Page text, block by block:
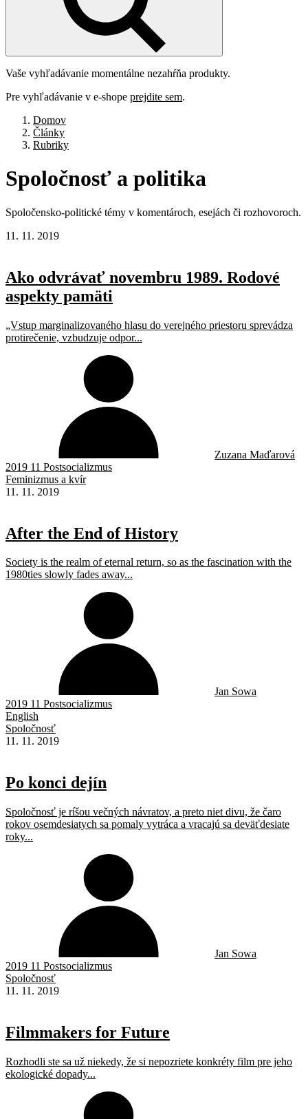
Vaše vyhľadávanie momentálne nezahŕňa produkty.
Pre vyhľadávanie v e-shope prejdite sem.
Domov
Články
Rubriky
Spoločnosť a politika
Spoločensko-politické témy v komentároch, esejách či rozhovoroch.
11. 11. 2019
Ako odvrávať novembru 1989. Rodové
aspekty pamäti
„Vstup marginalizovaného hlasu do verejného priestoru sprevádza
protirečenie, vzbudzuje odpor...
Zuzana Maďarová
2019 11 Postsocializmus
Feminizmus a kvír
11. 11. 2019
After the End of History
Society is the realm of eternal return, so as the fascination with the
1980ties slowly fades away...
Jan Sowa
2019 11 Postsocializmus
English
Spoločnosť
11. 11. 2019
Po konci dejín
Spoločnosť je ríšou večných návratov, a preto niet divu, že čaro
rokov osemdesiatych sa pomaly vytráca a vracajú sa deväťdesiate
roky...
Jan Sowa
2019 11 Postsocializmus
Spoločnosť
11. 11. 2019
Filmmakers for Future
Rozhodli ste sa už niekedy, že si nepozriete konkréty film pre jeho
ekologické dopady...